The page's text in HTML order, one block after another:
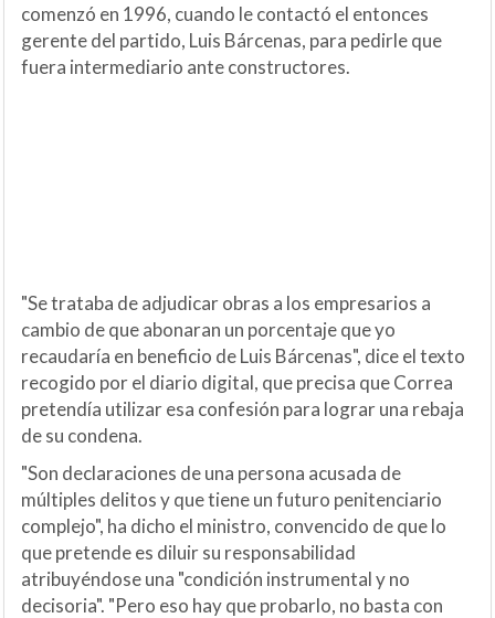
comenzó en 1996, cuando le contactó el entonces
gerente del partido, Luis Bárcenas, para pedirle que
fuera intermediario ante constructores.
"Se trataba de adjudicar obras a los empresarios a
cambio de que abonaran un porcentaje que yo
recaudaría en beneficio de Luis Bárcenas", dice el texto
recogido por el diario digital, que precisa que Correa
pretendía utilizar esa confesión para lograr una rebaja
de su condena.
"Son declaraciones de una persona acusada de
múltiples delitos y que tiene un futuro penitenciario
complejo", ha dicho el ministro, convencido de que lo
que pretende es diluir su responsabilidad
atribuyéndose una "condición instrumental y no
decisoria". "Pero eso hay que probarlo, no basta con